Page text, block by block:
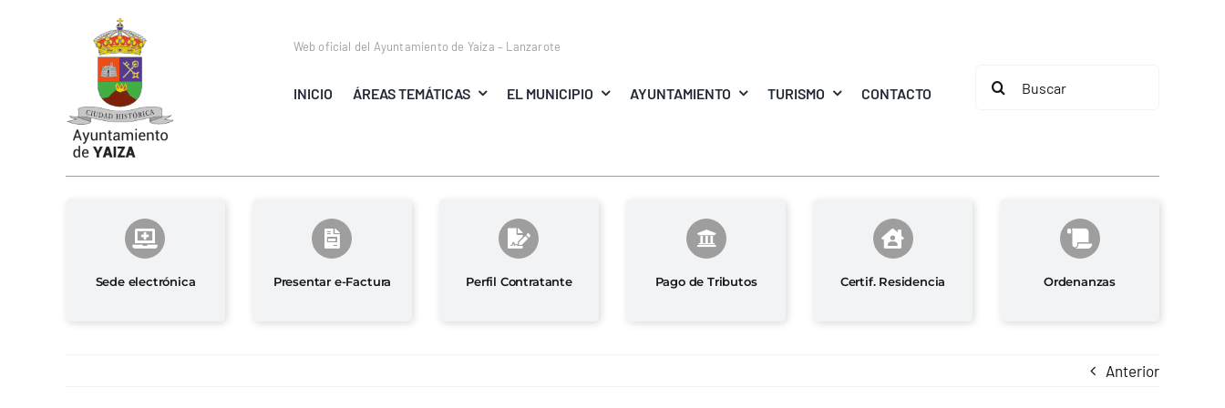
Web oficial del Ayuntamiento de Yaiza – Lanzarote
INICIO ÁREAS TEMÁTICAS EL MUNICIPIO AYUNTAMIENTO TURISMO CONTACTO
Buscar:
Sede electrónica Presentar e-Factura Perfil Contratante Pago de Tributos Certif. Residencia Ordenanzas
Anterior